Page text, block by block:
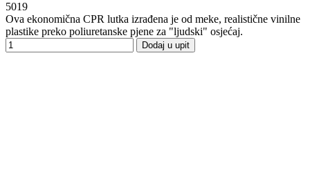
5019
Ova ekonomična CPR lutka izrađena je od meke, realistične vinilne
plastike preko poliuretanske pjene za "ljudski" osjećaj.
Dodaj u upit